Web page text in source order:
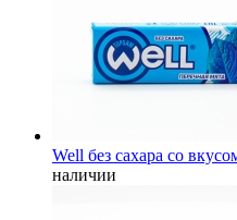
Well без сахара со
наличии